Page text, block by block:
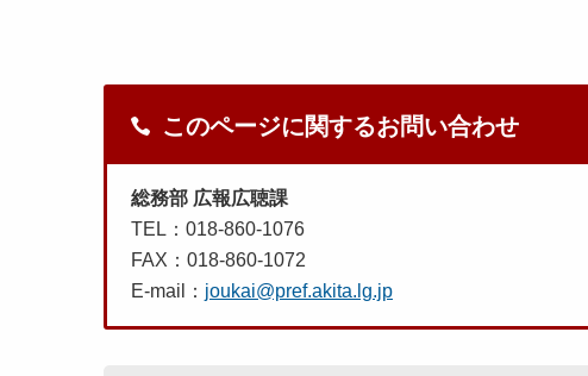
このページに関するお問い合わせ
総務部 広報広聴課
TEL：018-860-1076
FAX：018-860-1072
E-mail： joukai@pref.akita.lg.jp